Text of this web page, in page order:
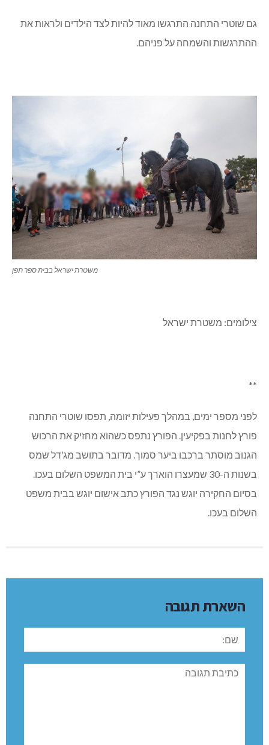
גם שוטרי התחנה התרגשו מאוד להיות לצד הילדים ולראות את
ההתרגשות והשמחה על פניהם.
משטרת ישראל בבית ספר תפן
צילומים: משטרת ישראל
**
לפני מספר ימים, במהלך פעילות יזומה, תפסו שוטרי התחנה
פורץ לחנות בפקיעין. הפורץ נתפס כשהוא מחזיק את הרכוש
הגנוב מוסתר ברכבו ביער סמוך. מדובר בתושב מג’דל שמס
בשנות ה-30 שמעצרו הוארך ע”י בית המשפט השלום בעכו.
בסיום החקירה יוגש נגד הפורץ כתב אישום יוגש בבית משפט
השלום בעכו.
השארת תגובה
שם:
תגובה